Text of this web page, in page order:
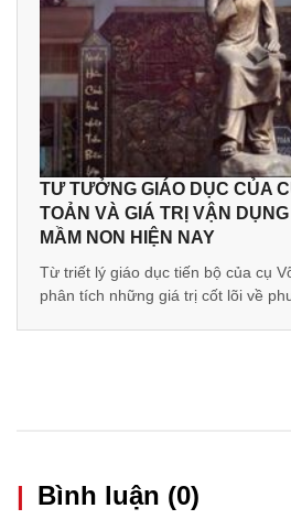
TƯ TƯỞNG GIÁO DỤC CỦA
TOẢN VÀ GIÁ TRỊ VẬN
MẦM NON HIỆN NAY
Từ triết lý giáo dục tiến bộ của cụ
phân tích những giá trị cốt lõi về
| Bình luận (0)